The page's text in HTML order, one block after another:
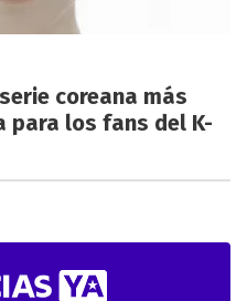
coreana más
para los fans del K-